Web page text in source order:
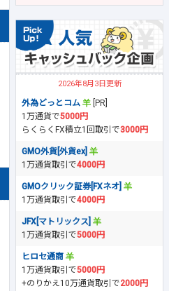
2026年8月3日更新
外為どっとコム
[PR]
1万通貨で5000円
らくらくFX積立1回取引で3000円
GMO外貨[外貨ex]
1万通貨取引で4000円
GMOクリック証券[FXネオ]
1万通貨取引で4000円
JFX[マトリックス]
1万通貨取引で5000円
ヒロセ通商
1万通貨取引で5000円
+のりかえ10万通貨取引で2000円